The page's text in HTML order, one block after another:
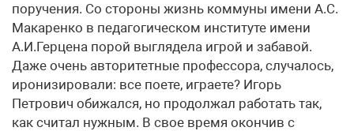
поручения. Со стороны жизнь коммуны имени А.С.
Макаренко в педагогическом институте имени
А.И.Герцена порой выглядела игрой и забавой.
Даже очень авторитетные профессора, случалось,
иронизировали: все поете, играете? Игорь
Петрович обижался, но продолжал работать так,
как считал нужным. В свое время окончив с